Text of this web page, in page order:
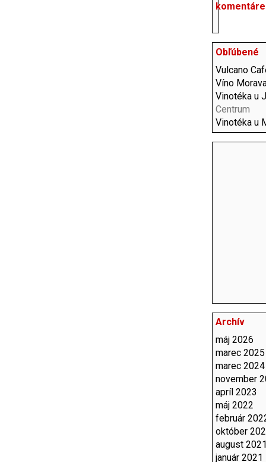
komentáre
Obľúbené
Vulcano
Víno
Vinotéka u
Centrum
Vinotéka u
Archív
máj 2026
marec 2025
marec 2024
november
apríl 2023
máj 2022
február
október
august
január 2021